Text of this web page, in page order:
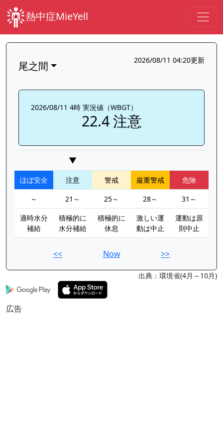
熱中症MieYell
尾之間 2026/08/11 04:20更新
2026/08/11 4時 実況値（WBGT）
22.4 注意
▼
ほぼ安全 注意 警戒 厳重警戒
危険
～
21～ 25～ 28～
31～
適時水分
補給
積極的に
水分補給
積極的に
休息
激しい運
動は中止
運動は原
則中止
<< Now >>
出典：環境省(4月～10月)
広告